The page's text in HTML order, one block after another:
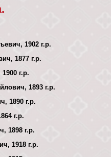
1902 г.р.
1877 г.р.
г.р.
1893 г.р.
1890 г.р.
г.р.
1898 г.р.
1918 г.р.